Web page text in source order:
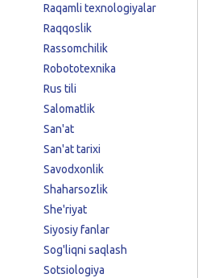
Raqamli texnologiyalar
Raqqoslik
Rassomchilik
Robototexnika
Rus tili
Salomatlik
San'at
San'at tarixi
Savodxonlik
Shaharsozlik
She'riyat
Siyosiy fanlar
Sog'liqni saqlash
Sotsiologiya